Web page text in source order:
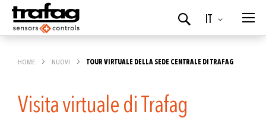
Lingua
IT
Ricerca
HOME NUOVI TOUR VIRTUALE DELLA SEDE CENTRALE DI TRAFAG
Visita virtuale di Trafag